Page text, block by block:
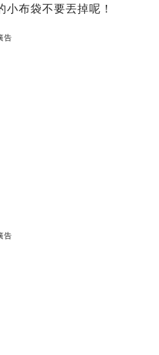
布袋不要丟掉呢！
告
告